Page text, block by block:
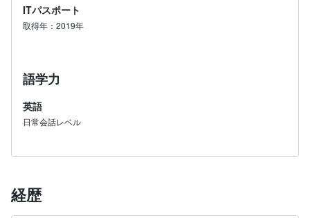
ITパスポート
取得年：2019年
語学力
英語
日常会話レベル
経歴